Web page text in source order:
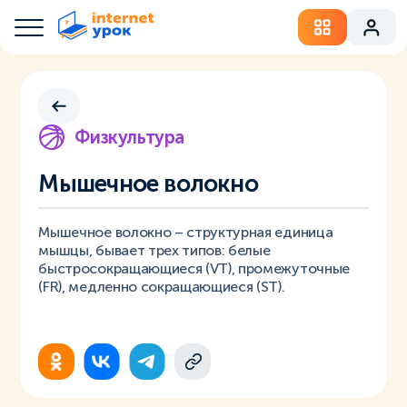
Физкультура
Мышечное волокно
Мышечное волокно – структурная единица
мышцы, бывает трех типов: белые
быстросокращающиеся (VT), промежуточные
(FR), медленно сокращающиеся (ST).